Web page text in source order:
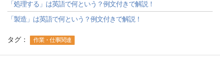
「処理する」は英語で何という？例文付きで解説！
「製造」は英語で何という？例文付きで解説！
タグ： 作業・仕事関連